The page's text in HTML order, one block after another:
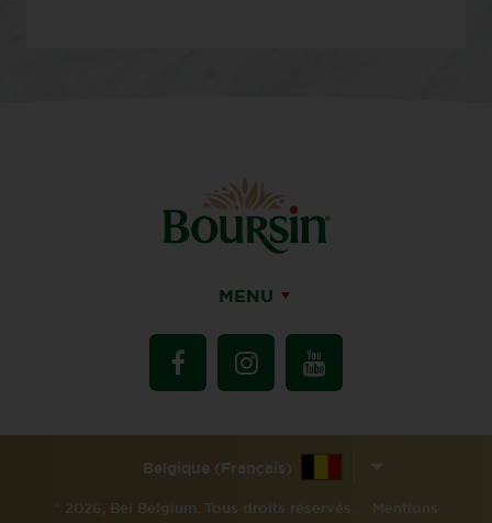
MENU
Belgique (Français)
2026, Bel Belgium. Tous droits réservés.
Mentions